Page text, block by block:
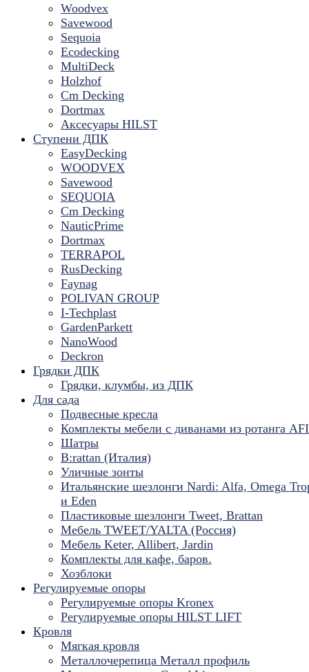
Woodvex
Savewood
Sequoia
Ecodecking
MultiDeck
Holzhof
Cm Decking
Dortmax
Аксесуары HILST
Ступени ДПК
EasyDecking
WOODVEX
Savewood
SEQUOIA
Cm Decking
NauticPrime
Dortmax
TERRAPOL
RusDecking
Faynag
POLIVAN GROUP
I-Techplast
GardenParkett
NanoWood
Deckron
Грядки ДПК
Грядки, клумбы, из ДПК
Для сада
Подвесные кресла
Комплекты мебели с диванами из ротанга
Шатры
B:rattan (Италия)
Уличные зонты
Итальянские шезлонги Nardi: Alfa, Omega
и Eden
Пластиковые шезлонги Tweet, Brattan
Мебель TWEET/YALTA (Россия)
Мебель Keter, Allibert, Jardin
Комплекты для кафе, баров.
Хозблоки
Регулируемые опоры
Регулируемые опоры Kronex
Регулируемые опоры HILST LIFT
Кровля
Мягкая кровля
Металлочерепица Металл профиль